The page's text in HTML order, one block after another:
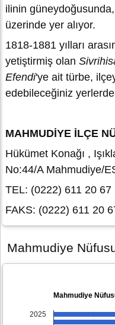
ilinin
üzerinde yer alıyor.
1818-1881 yılları
yetiştirmiş olan
Efendi'ye ait türbe,
edebileceğiniz
MAHMUDİYE İLÇE
Hükümet Konağı ,
No:44/A Mahmudiye/
TEL: (0222) 611 20 67
FAKS: (0222) 611 20
Mahmudiye
Mahmudiye
2025